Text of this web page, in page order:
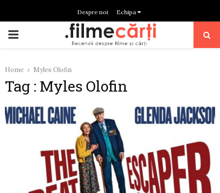
Despre noi Echipa
PRIMARY
Home Myles Olofin
Tag : Myles Olofin